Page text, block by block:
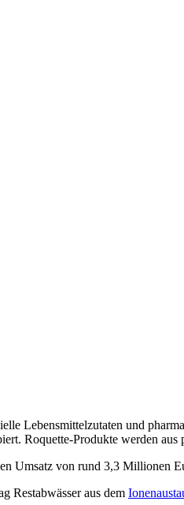
Lebensmittelzutaten und
Roquette-Produkte werden
Umsatz von rund 3,3 Millionen
Restabwässer aus dem